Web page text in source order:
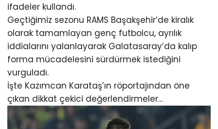
ifadeler kullandı.
Geçtiğimiz sezonu RAMS Başakşehir’de kiralık
olarak tamamlayan genç futbolcu, ayrılık
iddialarını yalanlayarak Galatasaray’da kalıp
forma mücadelesini sürdürmek istediğini
vurguladı.
İşte Kazımcan Karataş’ın röportajından öne
çıkan dikkat çekici değerlendirmeler…